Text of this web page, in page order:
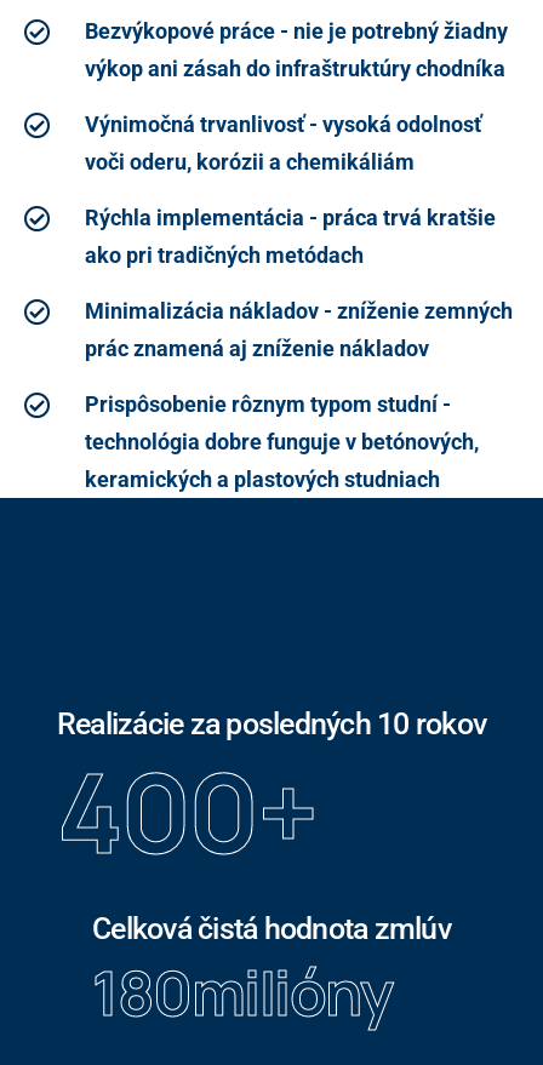
Bezvýkopové práce - nie je potrebný žiadny
výkop ani zásah do infraštruktúry chodníka
Výnimočná trvanlivosť - vysoká odolnosť
voči oderu, korózii a chemikáliám
Rýchla implementácia - práca trvá kratšie
ako pri tradičných metódach
Minimalizácia nákladov - zníženie zemných
prác znamená aj zníženie nákladov
Prispôsobenie rôznym typom studní -
technológia dobre funguje v betónových,
keramických a plastových studniach
Realizácie za posledných 10 rokov
400+
Celková čistá hodnota zmlúv
180milióny